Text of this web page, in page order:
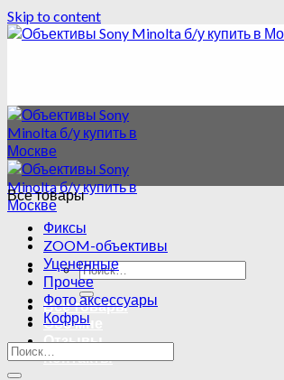
Skip to content
Все товары
Обо мне
Отзывы
Контакты
Все товары
Фиксы
ZOOM-объективы
Уцененные
Прочее
Фото аксессуары
Кофры